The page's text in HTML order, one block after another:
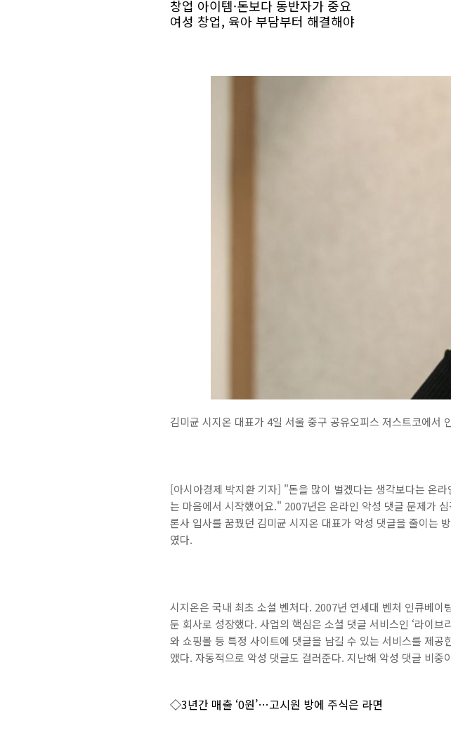
창업 아이템·돈보다 동반자가 중요
여성 창업, 육아 부담부터 해결해야
김미균 시지온 대표가 4일 서울 중구 공유오피스 저스트코에
[아시아경제 박지환 기자] "돈을 많이 벌겠다는 생각보다는 온
는 마음에서 시작했어요." 2007년은 온라인 악성 댓글 문제가
론사 입사를 꿈꿨던 김미균 시지온 대표가 악성 댓글을 줄이는
였다.
시지온은 국내 최초 소셜 벤처다. 2007년 연세대 벤처 인큐베
둔 회사로 성장했다. 사업의 핵심은 소셜 댓글 서비스인 ‘라이
와 쇼핑몰 등 특정 사이트에 댓글을 남길 수 있는 서비스를 제
앴다. 자동적으로 악성 댓글도 걸러준다. 지난해 악성 댓글 비
◇3년간 매출 ‘0원’…고시원 방에 주식은 라면